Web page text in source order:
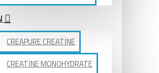
CREAPURE CREATİNE
CREATİNE MONOHYDRATE